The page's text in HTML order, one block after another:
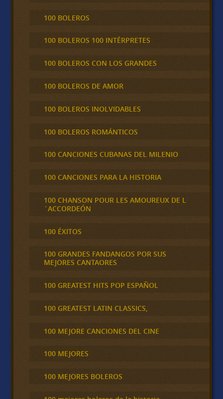
100 BOLEROS
100 BOLEROS 100 INTÉRPRETES
100 BOLEROS CON LOS GRANDES
100 BOLEROS DE AMOR
100 BOLEROS INOLVIDABLES
100 BOLEROS ROMÁNTICOS
100 CANCIONES CUBANAS DEL MILENIO
100 CANCIONES PARA LA HISTORIA
100 CHANSON POUR LES AMOUREUX DE L
´ACCORDEÓN
100 ÉXITOS
100 GRANDES FANDANGOS POR SUS
MEJORES CANTAORES
100 GREATEST HITS POP ESPAÑOL
100 GREATEST LATIN CLASSICS,
100 MEJORE CANCIONES DEL CINE
100 MEJORES
100 MEJORES BOLEROS